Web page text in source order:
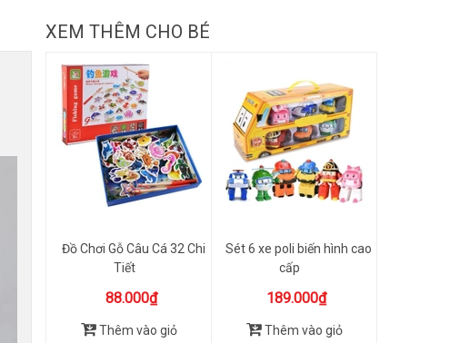
XEM THÊM CHO BÉ
Đồ Chơi Gỗ Câu Cá 32 Chi
Tiết
88.000₫
Thêm vào giỏ
Sét 6 xe poli biến hình cao
cấp
189.000₫
Thêm vào giỏ